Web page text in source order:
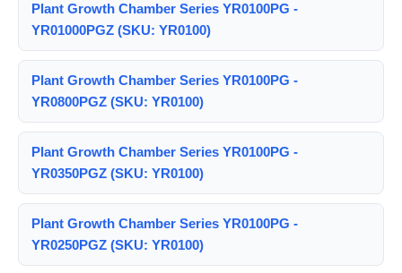
Plant Growth Chamber Series YR0100PG -
YR01000PGZ (SKU: YR0100)
Plant Growth Chamber Series YR0100PG -
YR0800PGZ (SKU: YR0100)
Plant Growth Chamber Series YR0100PG -
YR0350PGZ (SKU: YR0100)
Plant Growth Chamber Series YR0100PG -
YR0250PGZ (SKU: YR0100)